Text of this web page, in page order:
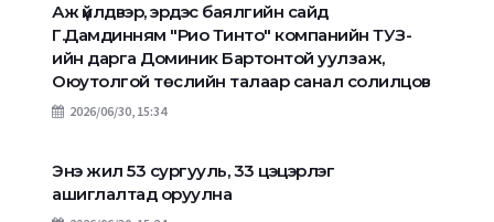
Аж үйлдвэр, эрдэс баялгийн сайд
Г.Дамдинням "Рио Тинто" компанийн ТУЗ-
ийн дарга Доминик Бартонтой уулзаж,
Оюутолгой төслийн талаар санал солилцов
2026/06/30, 15:34
Энэ жил 53 сургууль, 33 цэцэрлэг
ашиглалтад оруулна